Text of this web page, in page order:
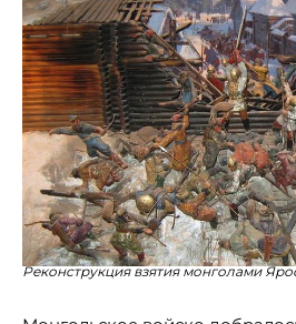
Реконструкция взятия монголами